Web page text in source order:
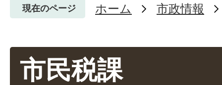
現在のページ ホーム 市政情報
市民税課